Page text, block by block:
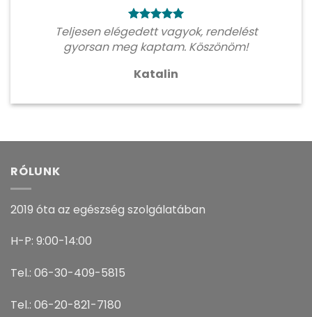
Teljesen elégedett vagyok, rendelést
gyorsan meg kaptam. Köszönöm!
Katalin
RÓLUNK
2019 óta az egészség szolgálatában
H-P: 9:00-14:00
Tel.: 06-30-409-5815
Tel.: 06-20-821-7180